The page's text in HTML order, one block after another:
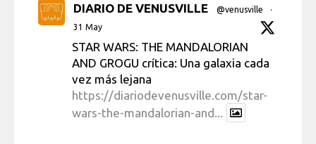
DIARIO DE VENUSVILLE @venusville
·
31 May
STAR WARS: THE MANDALORIAN
AND GROGU crítica: Una galaxia cada
vez más lejana
https://diariodevenusville.com/star-
wars-the-mandalorian-and...